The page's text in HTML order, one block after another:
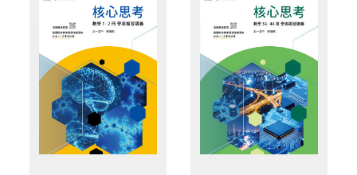
書籍勘誤
尋書小幫手
小編解惑區
免費下載
販售據點
優惠活動